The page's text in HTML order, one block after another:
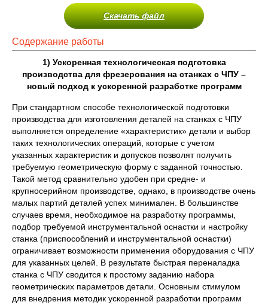
Скачать файл
Содержание работы
1) Ускоренная технологическая подготовка
производства для фрезерования на станках с ЧПУ –
новый подход к ускоренной разработке программ
При стандартном способе технологической подготовки
производства для изготовления деталей на станках с ЧПУ
выполняется определение «характеристик» детали и выбор
таких технологических операций, которые с учетом
указанных характеристик и допусков позволят получить
требуемую геометрическую форму с заданной точностью.
Такой метод сравнительно удобен при средне- и
крупносерийном производстве, однако, в производстве очень
малых партий деталей успех минимален. В большинстве
случаев время, необходимое на разработку программы,
подбор требуемой инструментальной оснастки и настройку
станка (приспособлений и инструментальной оснастки)
ограничивает возможности применения оборудования с ЧПУ
для указанных целей. В результате быстрая переналадка
станка с ЧПУ сводится к простому заданию набора
геометрических параметров детали. Основным стимулом
для внедрения методик ускоренной разработки программ